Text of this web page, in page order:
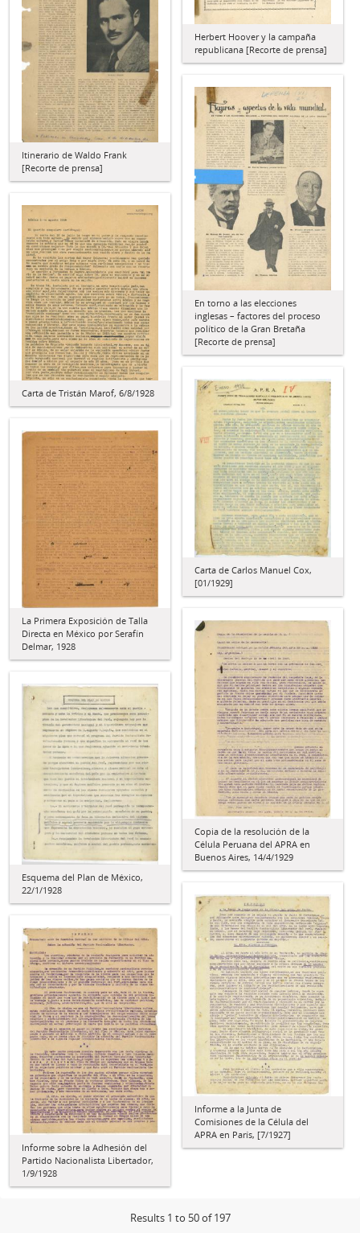
Herbert Hoover y la campaña
republicana [Recorte de prensa]
Itinerario de Waldo Frank
[Recorte de prensa]
En torno a las elecciones
inglesas – factores del proceso
político de la Gran Bretaña
[Recorte de prensa]
Carta de Tristán Marof, 6/8/1928
Carta de Carlos Manuel Cox,
[01/1929]
La Primera Exposición de Talla
Directa en México por Serafín
Delmar, 1928
Copia de la resolución de la
Célula Peruana del APRA en
Buenos Aires, 14/4/1929
Esquema del Plan de México,
22/1/1928
Informe a la Junta de
Comisiones de la Célula del
APRA en París, [7/1927]
Informe sobre la Adhesión del
Partido Nacionalista Libertador,
1/9/1928
Results 1 to 50 of 197